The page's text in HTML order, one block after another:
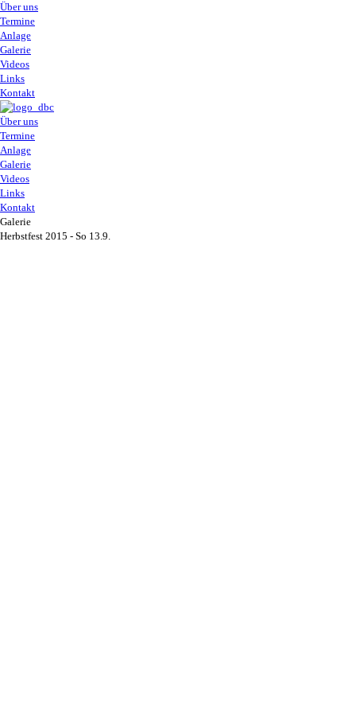
Über uns
Termine
Anlage
Galerie
Videos
Links
Kontakt
Über uns
Termine
Anlage
Galerie
Videos
Links
Kontakt
Galerie
Herbstfest 2015 - So 13.9.